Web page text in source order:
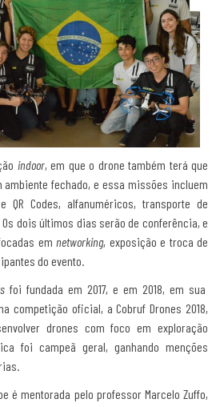
indoor, em que o drone também terá que
fechado, e essa missões incluem
QR Codes, alfanuméricos, transporte de
dois últimos dias serão de conferência, e
em networking, exposição e troca de
do evento.
foi fundada em 2017, e em 2018, em sua
competição oficial, a Cobruf Drones 2018,
drones com foco em exploração
foi campeã geral, ganhando menções
é mentorada pelo professor Marcelo Zuffo,